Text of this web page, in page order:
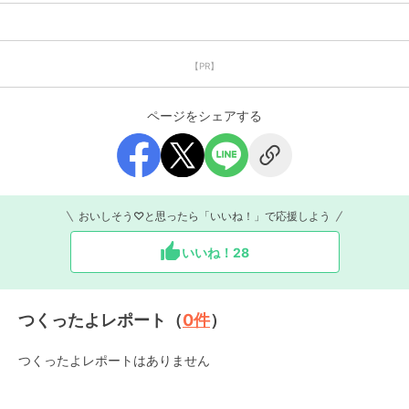
【PR】
ページをシェアする
おいしそう♡と思ったら「いいね！」で応援しよう
いいね！ 28
つくったよレポート（0件）
つくったよレポートはありません